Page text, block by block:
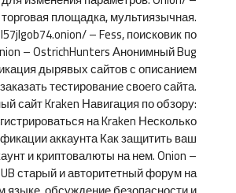
площадка, мультиязычная.
– Fess, поисковик по
– OstrichHunters Анонимный Bug
дырявых сайтов с описанием
тестирование своего сайта.
сайт Kraken Навигация по обзору:
на Kraken Несколько
аккаунта Как защитить ваш
и криптовалюты на нем. Onion –
старый и авторитетный форум на